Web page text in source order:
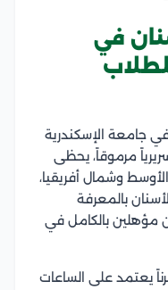
في
جامعة الإسكندرية
مرموقاً، يحظى
وشمال أفريقيا،
بالمعرفة
مؤهلين بالكامل في
يعتمد على الساعات